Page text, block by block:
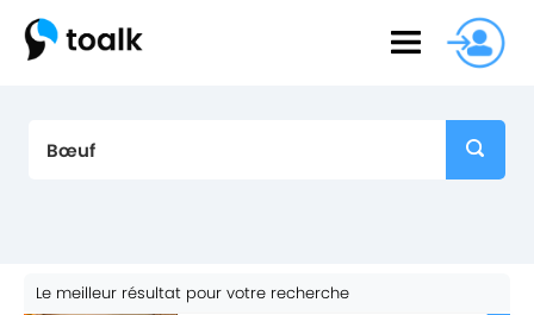
Le meilleur résultat pour votre recherche